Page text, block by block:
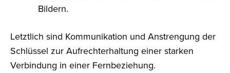
Bildern.
Letztlich sind Kommunikation und Anstrengung der
Schlüssel zur Aufrechterhaltung einer starken
Verbindung in einer Fernbeziehung.